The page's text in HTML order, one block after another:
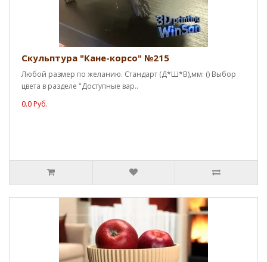
Скульптура "Кане-корсо" №215
Любой размер по желанию. Стандарт (Д*Ш*В),мм: () Выбор
цвета в разделе "Доступные вар..
0.0 Руб.